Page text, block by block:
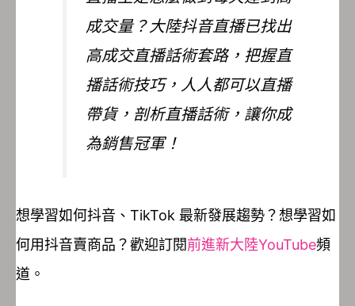
成交量？大陸抖音直播已找出
高成交直播話術套路，把握直
播話術技巧，人人都可以直播
帶貨，剖析直播話術，讓你成
為銷售冠軍！
想學習如何抖音、TikTok 最新發展趨勢？想學習如
何用抖音賣商品？歡迎訂閱前進新大陸YouTube頻
道。